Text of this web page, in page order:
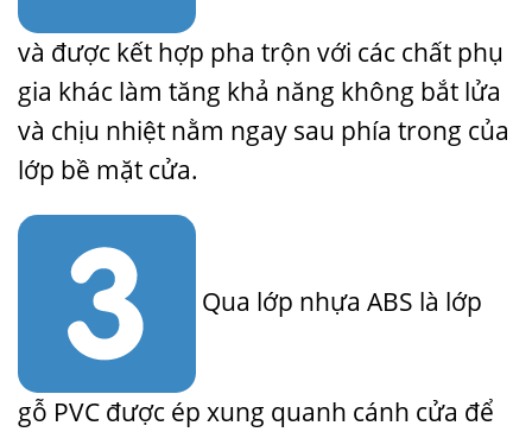
và được kết hợp pha trộn với các chất phụ
gia khác làm tăng khả năng không bắt lửa
và chịu nhiệt nằm ngay sau phía trong của
lớp bề mặt cửa.
Qua lớp nhựa ABS là lớp
gỗ PVC được ép xung quanh cánh cửa để